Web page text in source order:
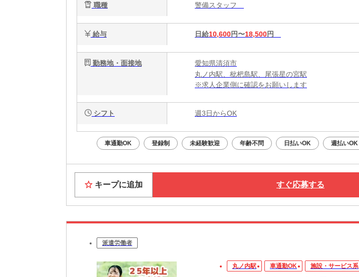
職種 警備スタッフ
給与 日給10,600円〜18,500円
勤務地・面接地
愛知県清須市
丸ノ内駅、枇杷島駅、尾張星の宮駅
※求人企業側に確認をお願いします
シフト 週3日からOK
車通勤OK 登録制 未経験歓迎 年齢不問 日払いOK 週払いOK
キープに追加 すぐ応募する
派遣労働者
丸ノ内駅 車通勤OK 施設・サービス系